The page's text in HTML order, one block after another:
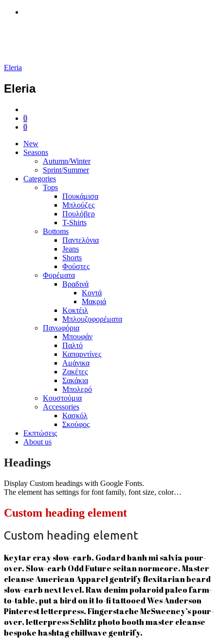
Eleria
Eleria
0
0
New
Seasons
Autumn/Winter
Sprint/Summer
Categories
Tops
Πουκάμισα
Μπλούζες
Πουλόβερ
T-Shirts
Bottoms
Παντελόνια
Jeans
Shorts
Φούστες
Φορέματα
Βραδινά
Κοντά
Μακριά
Κοκτέιλ
Μπλουζοφορέματα
Πανωφόρια
Μπουφάν
Παλτό
Καπαρντίνες
Αμάνικα
Ζακέτες
Σακάκια
Μπολερό
Κουστούμια
Accessories
Κασκόλ
Σκούφος
Εκπτώσεις
About us
Headings
Display Custom headings with Google Fonts.
The element has settings for font family, font size, color…
Custom heading element
Custom heading element
Keytar cray slow-carb, Godard banh mi salvia pour-
over. Slow-carb Odd Future seitan normcore. Master
cleanse American Apparel gentrify flexitarian beard
slow-carb next level. Raw denim polaroid paleo farm-
to-table, put a bird on it lo-fi tattooed Wes Anderson
Pinterest letterpress. Fingerstache McSweeney’s pour-
over, letterpress Schlitz photo booth master cleanse
bespoke hashtag chillwave gentrify.